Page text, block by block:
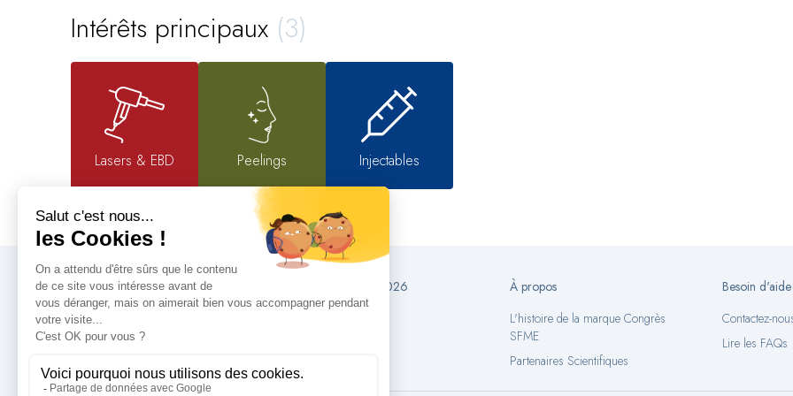
Intérêts principaux (3)
Lasers & EBD Peelings Injectables
Congrès SFME 2026
Exposer
À propos
L'histoire de la marque Congrès
SFME
Partenaires Scientifiques
Besoin
Contactez-
Lire les FAQs